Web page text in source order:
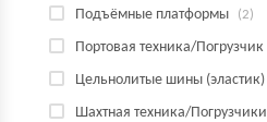
Подъёмные платформы (2)
Портовая техника/Погрузчик
Цельнолитые шины (эластик)
Шахтная техника/Погрузчики